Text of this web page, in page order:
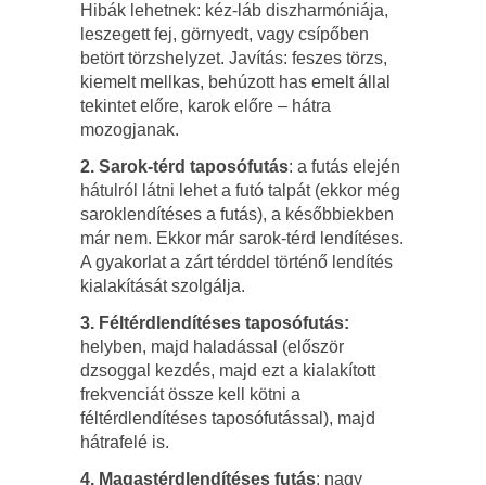
Hibák lehetnek: kéz-láb diszharmóniája,
leszegett fej, görnyedt, vagy csípőben
betört törzshelyzet. Javítás: feszes törzs,
kiemelt mellkas, behúzott has emelt állal
tekintet előre, karok előre – hátra
mozogjanak.
2. Sarok-térd taposófutás: a futás elején
hátulról látni lehet a futó talpát (ekkor még
saroklendítéses a futás), a későbbiekben
már nem. Ekkor már sarok-térd lendítéses.
A gyakorlat a zárt térddel történő lendítés
kialakítását szolgálja.
3. Féltérdlendítéses taposófutás:
helyben, majd haladással (először
dzsoggal kezdés, majd ezt a kialakított
frekvenciát össze kell kötni a
féltérdlendítéses taposófutással), majd
hátrafelé is.
4. Magastérdlendítéses futás: nagy